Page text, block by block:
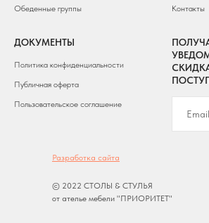
Обеденные группы
Контакты
ДОКУМЕНТЫ
Политика конфиденциальности
Публичная оферта
Пользовательское соглашение
© 2022 СТОЛЫ & СТУЛЬЯ
от ателье мебели "ПРИОРИТЕТ"
Разработка сайта